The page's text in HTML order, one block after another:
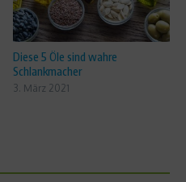
Diese 5 Öle sind wahre
Schlankmacher
3. März 2021